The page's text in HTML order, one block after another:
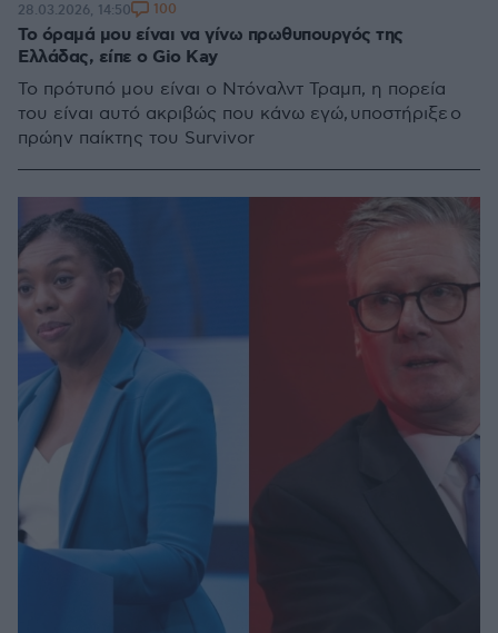
Το όραμά μου είναι να γίνω πρωθυπουργός της
Ελλάδας, είπε ο Gio Kay
Το πρότυπό μου είναι ο Ντόναλντ Τραμπ, η πορεία
του είναι αυτό ακριβώς που κάνω εγώ, υποστήριξε ο
πρώην παίκτης του Survivor
28.03.2026, 14:50 100